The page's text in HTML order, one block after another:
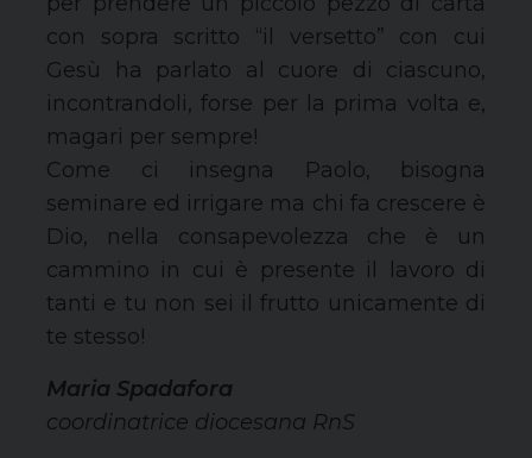
con sopra scritto “il versetto” con cui
Gesù ha parlato al cuore di ciascuno,
incontrandoli, forse per la prima volta e,
magari per sempre!
Come ci insegna Paolo, bisogna
seminare ed irrigare ma chi fa crescere è
Dio, nella consapevolezza che è un
cammino in cui è presente il lavoro di
tanti e tu non sei il frutto unicamente di
te stesso!
Maria Spadafora
coordinatrice diocesana RnS